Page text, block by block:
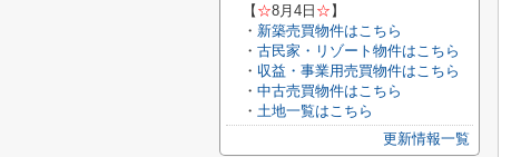
【 ☆8月4 日 ☆ 】
・ 新築売買物件はこちら
・ 古民家・リゾート物件はこちら
・ 収益・事業用売買物件はこちら
・ 中古売買物件はこちら
・ 土地一覧はこちら
更新情報一覧